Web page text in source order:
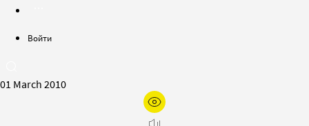
Войти
01 March 2010